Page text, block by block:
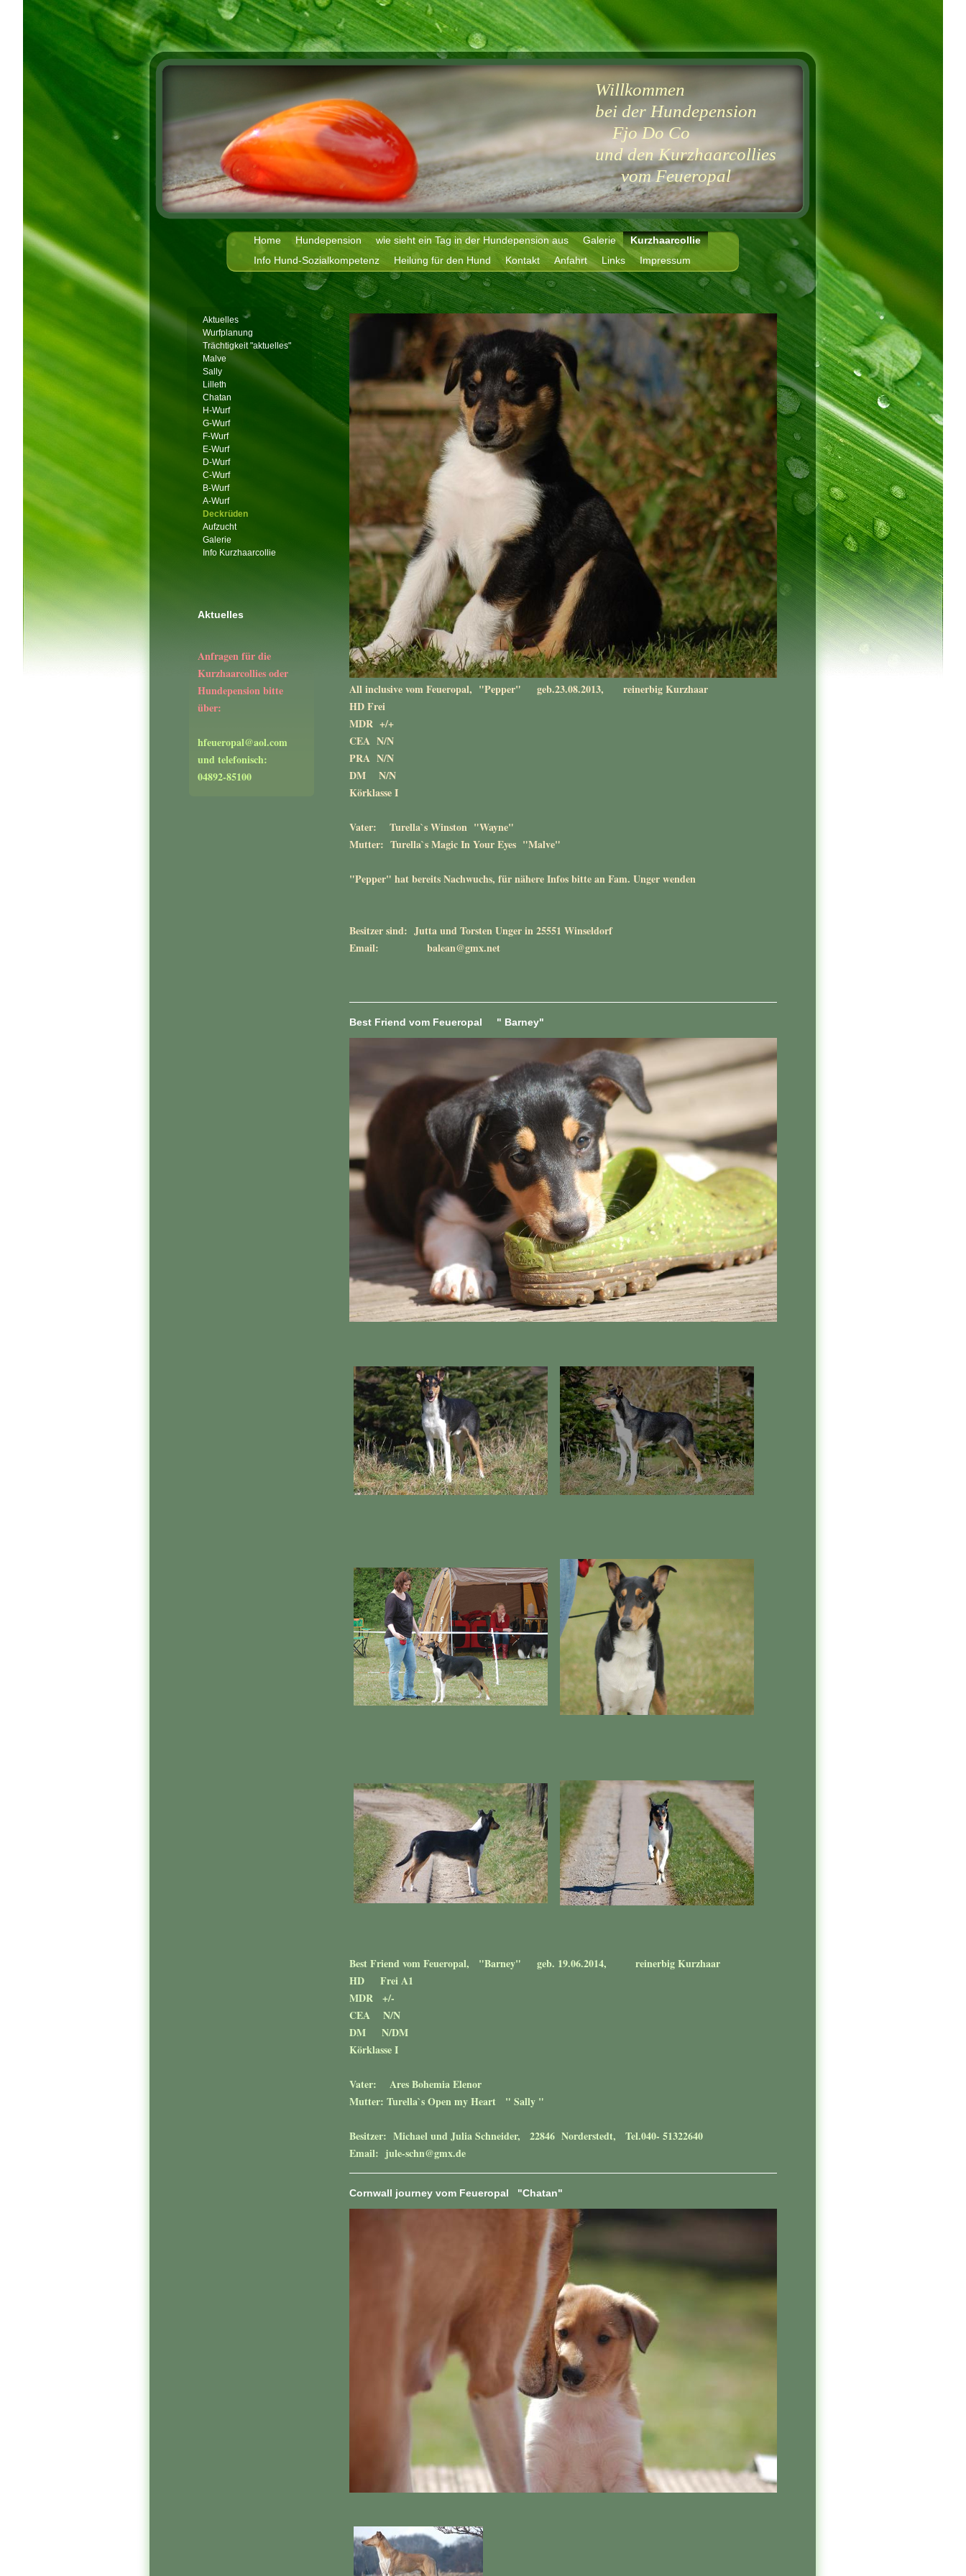
Willkommen
bei der Hundepension
Fjo Do Co
und den Kurzhaarcollies
vom Feueropal
Home Hundepension wie sieht ein Tag in der Hundepension aus Galerie
Kurzhaarcollie
Info Hund-Sozialkompetenz
Heilung für den Hund Kontakt Anfahrt Links Impressum
All inclusive vom Feueropal, "Pepper" geb.23.08.2013, reinerbig Kurzhaar
HD Frei
MDR +/+
CEA N/N
PRA N/N
DM N/N
Körklasse I
Vater: Turella`s Winston "Wayne"
Mutter: Turella`s Magic In Your Eyes "Malve"
"Pepper" hat bereits Nachwuchs, für nähere Infos bitte an Fam. Unger wenden
Besitzer sind: Jutta und Torsten Unger in 25551 Winseldorf
Email: balean@gmx.net
Best Friend vom Feueropal " Barney"
Best Friend vom Feueropal, "Barney" geb. 19.06.2014, reinerbig Kurzhaar
HD Frei A1
MDR +/-
CEA N/N
DM N/DM
Körklasse I
Vater: Ares Bohemia Elenor
Mutter: Turella`s Open my Heart " Sally "
Besitzer: Michael und Julia Schneider, 22846 Norderstedt, Tel.040- 51322640
Email: jule-schn@gmx.de
Cornwall journey vom Feueropal "Chatan"
Aktuelles
Wurfplanung
Trächtigkeit "aktuelles"
Malve
Sally
Lilleth
Chatan
H-Wurf
G-Wurf
F-Wurf
E-Wurf
D-Wurf
C-Wurf
B-Wurf
A-Wurf
Deckrüden
Aufzucht
Galerie
Info Kurzhaarcollie
Aktuelles
Anfragen für die
Kurzhaarcollies oder
Hundepension bitte
über:
hfeueropal@aol.com
und telefonisch:
04892-85100